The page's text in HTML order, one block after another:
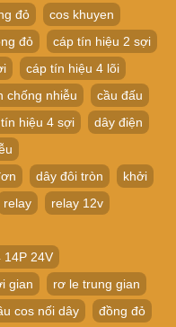
đỏ
cos khuyen
đỏ
cáp tín hiệu 2 sợi
cáp tín hiệu 4 lõi
chống nhiễu
cầu đấu
hiệu 4 sợi
dây điện
dây đôi tròn
khởi
relay
relay 12v
14P 24V
gian
rơ le trung gian
cos nối dây đồng đỏ